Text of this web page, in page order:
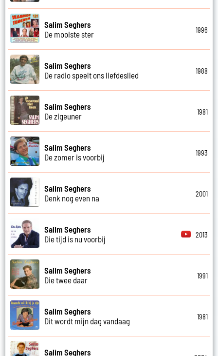
Salim Seghers
De mooiste ster
1996
Salim Seghers
De radio speelt ons liefdeslied
1988
Salim Seghers
De zigeuner
1981
Salim Seghers
De zomer is voorbij
1993
Salim Seghers
Denk nog even na
2001
Salim Seghers
Die tijd is nu voorbij
2013
Salim Seghers
Die twee daar
1991
Salim Seghers
Dit wordt mijn dag vandaag
1981
Salim Seghers